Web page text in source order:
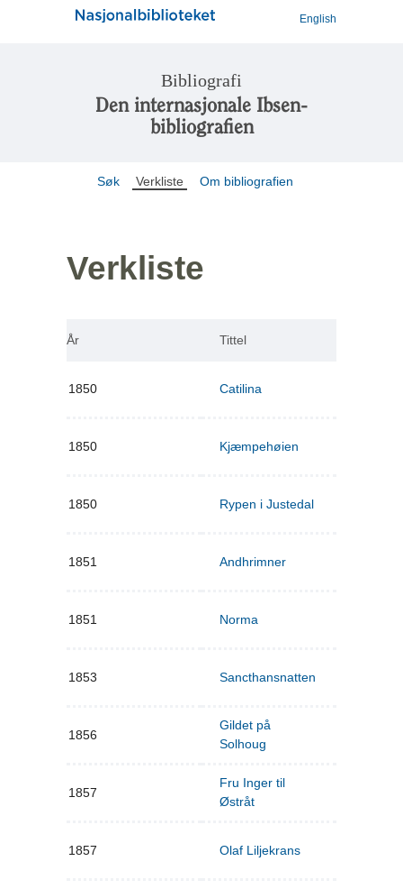
English
Bibliografi
Den internasjonale Ibsen-
bibliografien
Søk Verkliste Om bibliografien
Verkliste
År Tittel
1850 Catilina
1850 Kjæmpehøien
1850 Rypen i Justedal
1851 Andhrimner
1851 Norma
1853 Sancthansnatten
1856
Gildet på
Solhoug
1857
Fru Inger til
Østråt
1857 Olaf Liljekrans